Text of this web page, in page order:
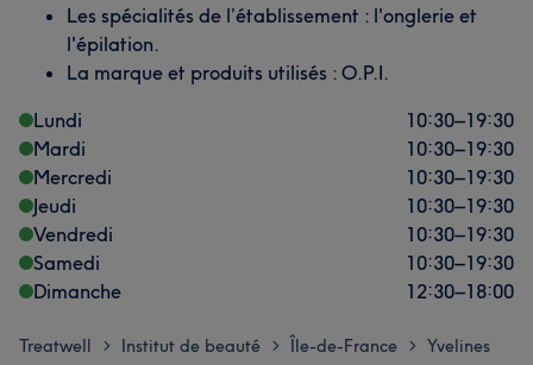
Les spécialités de l’établissement : l'onglerie et
l'épilation.
La marque et produits utilisés : O.P.I.
Lundi
10:30–19:30
Mardi
10:30–19:30
Mercredi
10:30–19:30
Jeudi
10:30–19:30
Vendredi
10:30–19:30
Samedi
10:30–19:30
Dimanche
12:30–18:00
Treatwell > Institut de beauté > Île-de-France > Yvelines